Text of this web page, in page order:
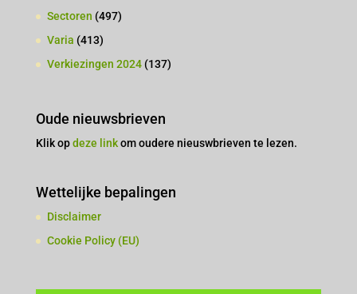
Sectoren (497)
Varia (413)
Verkiezingen 2024(137)
Oude nieuwsbrieven
Klik opdeze linkom oudere nieuswbrieven te lezen.
Wettelijke bepalingen
Disclaimer
Cookie Policy (EU)